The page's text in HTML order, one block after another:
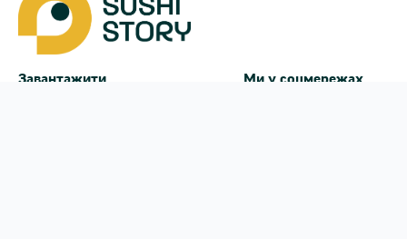
Завантажити Ми у соцмережах